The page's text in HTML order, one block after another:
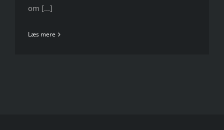
om [...]
Læs mere